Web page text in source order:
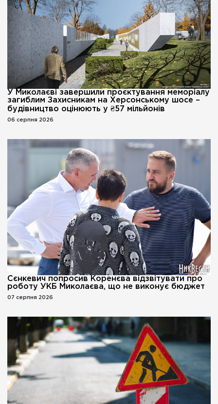
У Миколаєві завершили проєктування меморіалу
загиблим Захисникам на Херсонському шосе –
будівництво оцінюють у ₴57 мільйонів
06 серпня 2026
Сєнкевич попросив Коренєва відзвітувати про
роботу УКБ Миколаєва, що не виконує бюджет
07 серпня 2026